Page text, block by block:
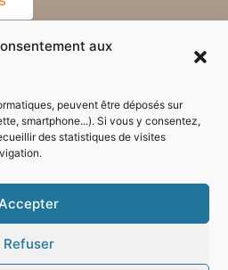
aux
peuvent être déposés sur
smartphone...). Si vous y consentez,
des statistiques de visites
Accepter
Refuser
de la mairie